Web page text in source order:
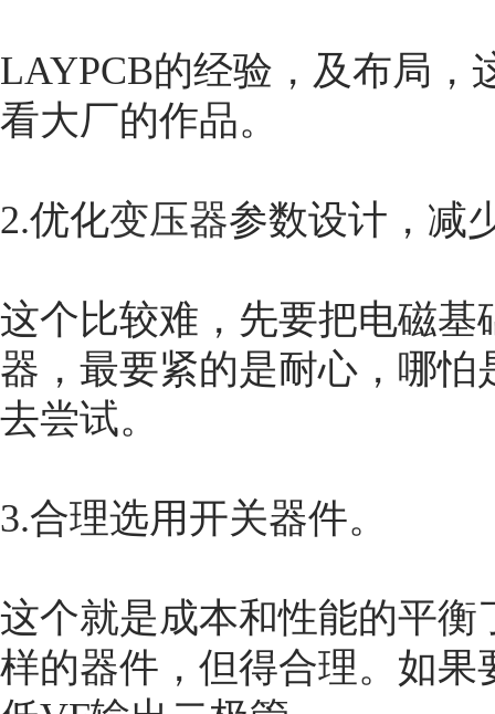
LAYPCB的经验，及布局，
看大厂的作品。
2.优化变压器参数设计，减
这个比较难，先要把电磁
器，最要紧的是耐心，哪怕
去尝试。
3.合理选用开关器件。
这个就是成本和性能的平
样的器件，但得合理。如果